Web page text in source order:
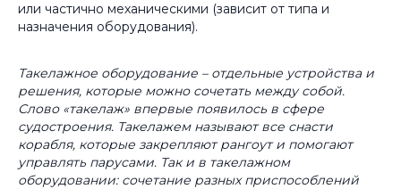
или частично механическими (зависит от типа и
назначения оборудования).
Такелажное оборудование – отдельные устройства и
решения, которые можно сочетать между собой.
Слово «такелаж» впервые появилось в сфере
судостроения. Такелажем называют все снасти
корабля, которые закрепляют рангоут и помогают
управлять парусами. Так и в такелажном
оборудовании: сочетание разных приспособлений